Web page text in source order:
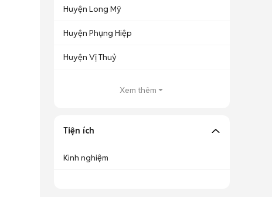
Huyện Long Mỹ
Huyện Phụng Hiệp
Huyện Vị Thuỷ
Xem thêm
Tiện ích
Kinh nghiệm